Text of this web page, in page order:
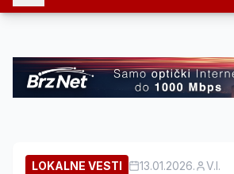
LOKALNE VESTI 13.01.2026. V.I.